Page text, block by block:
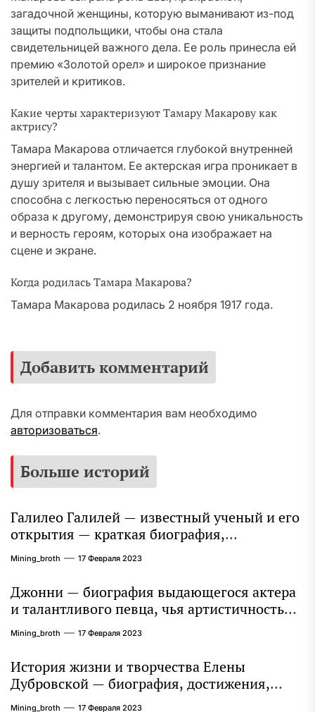
загадочной женщины, которую выманивают из-под
защиты подпольщики, чтобы она стала
свидетельницей важного дела. Ее роль принесла ей
премию «Золотой орел» и широкое признание
зрителей и критиков.
Какие черты характеризуют Тамару Макарову как
актрису?
Тамара Макарова отличается глубокой внутренней
энергией и талантом. Ее актерская игра проникает в
душу зрителя и вызывает сильные эмоции. Она
способна с легкостью переносяться от одного
образа к другому, демонстрируя свою уникальность
и верность героям, которых она изображает на
сцене и экране.
Когда родилась Тамара Макарова?
Тамара Макарова родилась 2 ноября 1917 года.
Добавить комментарий
Для отправки комментария вам необходимо
авторизоваться.
Больше историй
Галилео Галилей — известный ученый и его
открытия — краткая биография,
достижения и вклад в науку
Mining_broth 17 Февраля 2023
Джонни — биография выдающегося актера
и талантливого певца, чья артистичность
захватывает миллионы сердец
Mining_broth 17 Февраля 2023
История жизни и творчества Елены
Дубровской — биография, достижения,
интересные факты
Mining_broth 17 Февраля 2023